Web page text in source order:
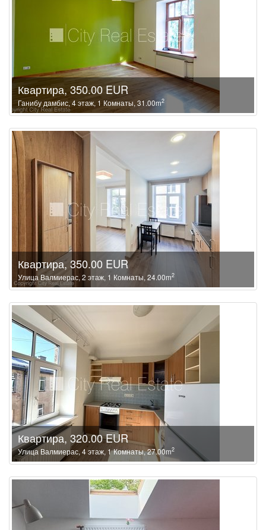
Квартира, 350.00 EUR
Ганибу дамбис, 4 этаж, 1 Комнаты, 31.00m2
Квартира, 350.00 EUR
Улица Валмиерас, 2 этаж, 1 Комнаты, 24.00m2
Квартира, 320.00 EUR
Улица Валмиерас, 4 этаж, 1 Комнаты, 27.00m2